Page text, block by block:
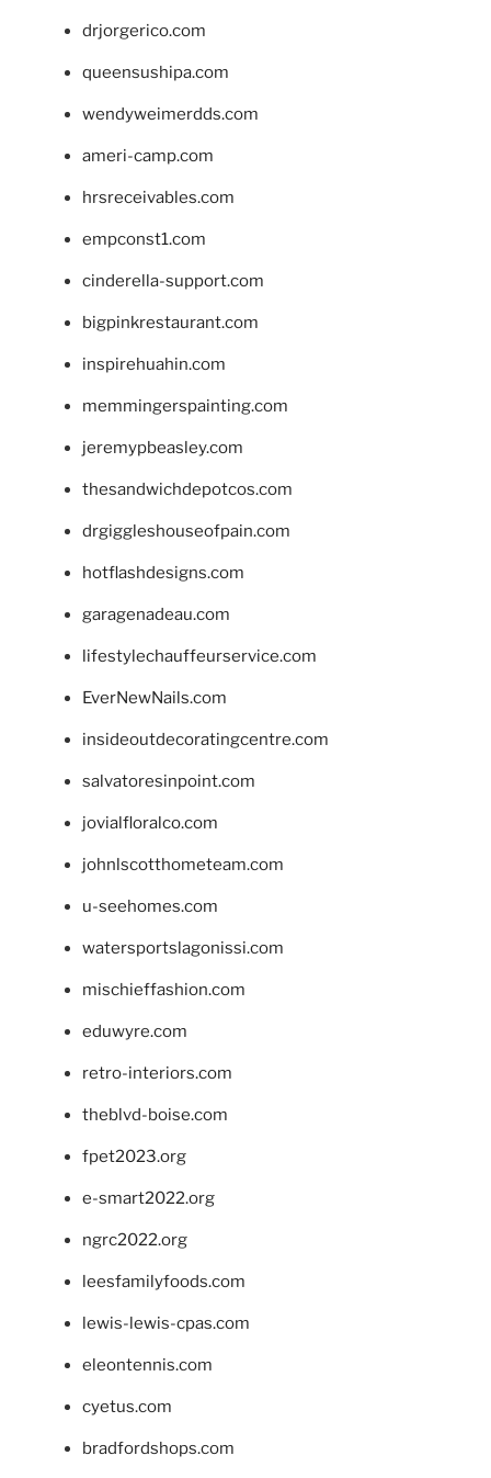
drjorgerico.com
queensushipa.com
wendyweimerdds.com
ameri-camp.com
hrsreceivables.com
empconst1.com
cinderella-support.com
bigpinkrestaurant.com
inspirehuahin.com
memmingerspainting.com
jeremypbeasley.com
thesandwichdepotcos.com
drgiggleshouseofpain.com
hotflashdesigns.com
garagenadeau.com
lifestylechauffeurservice.com
EverNewNails.com
insideoutdecoratingcentre.com
salvatoresinpoint.com
jovialfloralco.com
johnlscotthometeam.com
u-seehomes.com
watersportslagonissi.com
mischieffashion.com
eduwyre.com
retro-interiors.com
theblvd-boise.com
fpet2023.org
e-smart2022.org
ngrc2022.org
leesfamilyfoods.com
lewis-lewis-cpas.com
eleontennis.com
cyetus.com
bradfordshops.com